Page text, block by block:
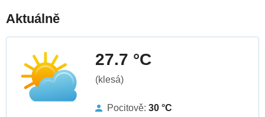
Aktuálně
27.7 °C
(klesá)
Pocitově: 30 °C